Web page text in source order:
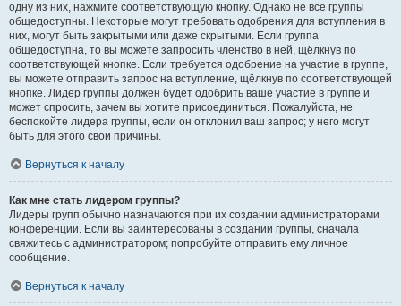
одну из них, нажмите соответствующую кнопку. Однако не все группы
общедоступны. Некоторые могут требовать одобрения для вступления в
них, могут быть закрытыми или даже скрытыми. Если группа
общедоступна, то вы можете запросить членство в ней, щёлкнув по
соответствующей кнопке. Если требуется одобрение на участие в группе,
вы можете отправить запрос на вступление, щёлкнув по соответствующей
кнопке. Лидер группы должен будет одобрить ваше участие в группе и
может спросить, зачем вы хотите присоединиться. Пожалуйста, не
беспокойте лидера группы, если он отклонил ваш запрос; у него могут
быть для этого свои причины.
Вернуться к началу
Как мне стать лидером группы?
Лидеры групп обычно назначаются при их создании администраторами
конференции. Если вы заинтересованы в создании группы, сначала
свяжитесь с администратором; попробуйте отправить ему личное
сообщение.
Вернуться к началу